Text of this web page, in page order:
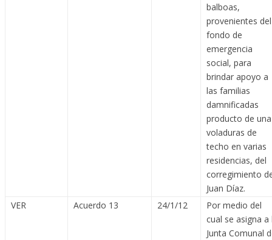
balboas,
provenientes del
fondo de
emergencia
social, para
brindar apoyo a
las familias
damnificadas
producto de una
voladuras de
techo en varias
residencias, del
corregimiento
Juan Díaz.
VER
Acuerdo 13 24/1/12
Por medio del
cual se asigna a
Junta Comunal